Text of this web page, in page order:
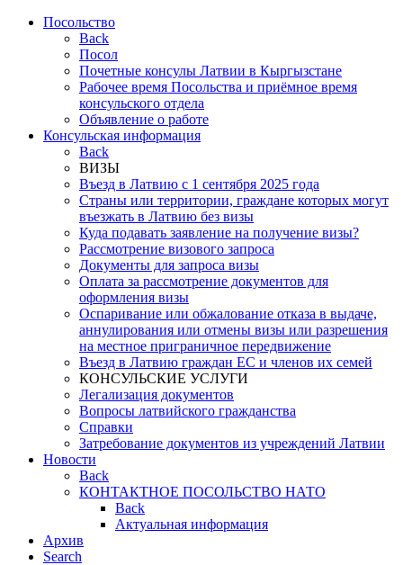
Посольствo
Back
Посол
Почетные консулы Латвии в Кыргызстане
Рабочее время Посольства и приёмное время
консульского отдела
Объявление о работе
Консульская информация
Back
ВИЗЫ
Въезд в Латвию с 1 сентября 2025 года
Страны или территории, граждане которых могут
въезжать в Латвию без визы
Куда подавать заявление на получение визы?
Рассмотрение визового запроса
Документы для запроса визы
Оплата за рассмотрение документов для
оформления визы
Оспаривание или обжалование отказа в выдаче,
аннулирования или отмены визы или разрешения
на местное приграничное передвижение
Въезд в Латвию граждан ЕС и членов их семей
КОНСУЛЬСКИЕ УСЛУГИ
Легализация документов
Вопросы латвийского гражданства
Справки
Затребование документов из учреждений Латвии
Новости
Back
КОНТАКТНОЕ ПОСОЛЬСТВО НАТО
Back
Актуальная информация
Aрхив
Search